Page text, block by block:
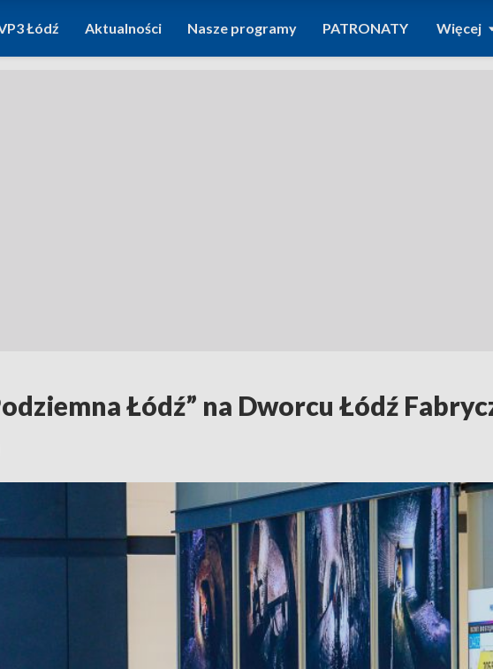
Łódź Aktualności Nasze programy PATRONATY Więcej
Łódź” na Dworcu Łódź